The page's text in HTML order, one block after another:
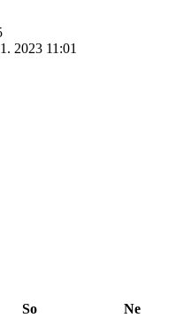
2023 11:01
So
Ne